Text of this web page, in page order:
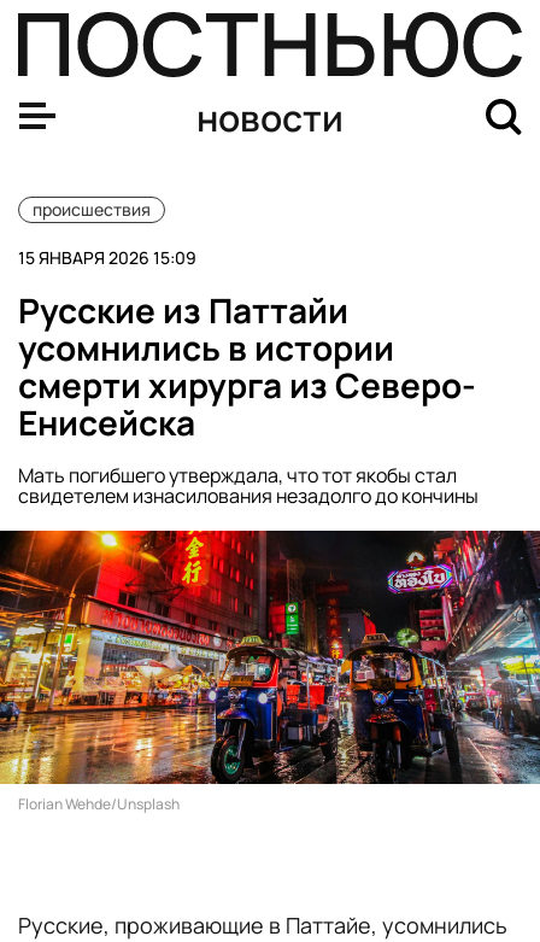
новости
происшествия
15 ЯНВАРЯ 2026 15:09
Русские из Паттайи
усомнились в истории
смерти хирурга из Северо-
Енисейска
Мать погибшего утверждала, что тот якобы стал
свидетелем изнасилования незадолго до кончины
Florian Wehde/Unsplash
Русские, проживающие в Паттайе, усомнились
СК Подмосковья помог возместить почти 10 млрд